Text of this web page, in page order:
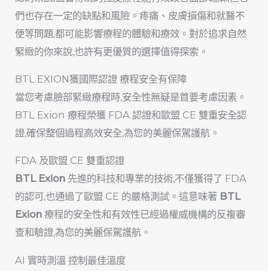
們也存在一定的缺點和風險。疼痛、皮膚損傷和就醫不
便等問題,都可能影響療程的體驗和療效。對於追求自然
緊緻的你來說,也許有更優質的選擇值得探索。
BTL EXION獲國際認證 療程安全有保障
當您考慮臉部緊緻療程時,安全性無疑是首要考慮因素。
BTL Exion 療程榮獲 FDA 認證和歐盟 CE 雙重安全認
證,確保整個過程高效安全,為您的美麗保駕護航。
FDA 及歐盟 CE 雙重認證
BTL Exion 先進的科技和專業的技術,不僅獲得了 FDA
的認可,也通過了歐盟 CE 的嚴格測試。這意味著 BTL
Exion 療程的安全性和有效性已經過權威機構的反複審
查和驗證,為您的美麗保駕護航。
AI 實時測溫 控制最佳溫度